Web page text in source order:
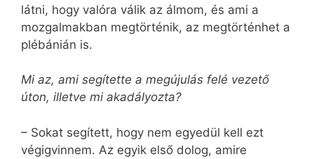
látni, hogy valóra válik az álmom, és ami a
mozgalmakban megtörténik, az megtörténhet a
plébánián is.
Mi az, ami segítette a megújulás felé vezető
úton, illetve mi akadályozta?
– Sokat segített, hogy nem egyedül kell ezt
végigvinnem. Az egyik első dolog, amire